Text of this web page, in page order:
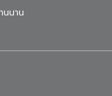
นนาน